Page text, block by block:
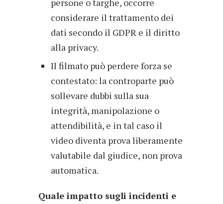
persone o targhe, occorre
considerare il trattamento dei
dati secondo il GDPR e il diritto
alla privacy.
Il filmato può perdere forza se
contestato: la controparte può
sollevare dubbi sulla sua
integrità, manipolazione o
attendibilità, e in tal caso il
video diventa prova liberamente
valutabile dal giudice, non prova
automatica.
Quale impatto sugli incidenti e